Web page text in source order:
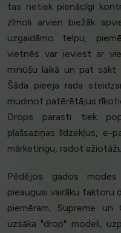
tas netiek pienācīgi
zīmoli arvien biežāk
uzgaidāmo telpu,
vietnēs var ieviest ar
minūšu laikā un pat sākt
Šāda pieeja rada
mudinot patērētājus
Drops parasti tiek
plašsaziņas līdzekļus, e-
mārketingu, radot
Pēdējos gados
pieaugusi vairāku faktoru
piemēram, Supreme
uzsāka "drop" modeli,